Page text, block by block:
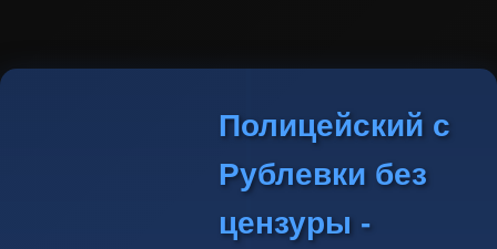
Полицейский с
Рублевки без
цензуры -